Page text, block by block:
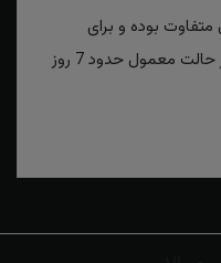
بوده و برای
روش‌های سریع بین 2 تا 3 روز و در حالت معمول حدود 7 روز